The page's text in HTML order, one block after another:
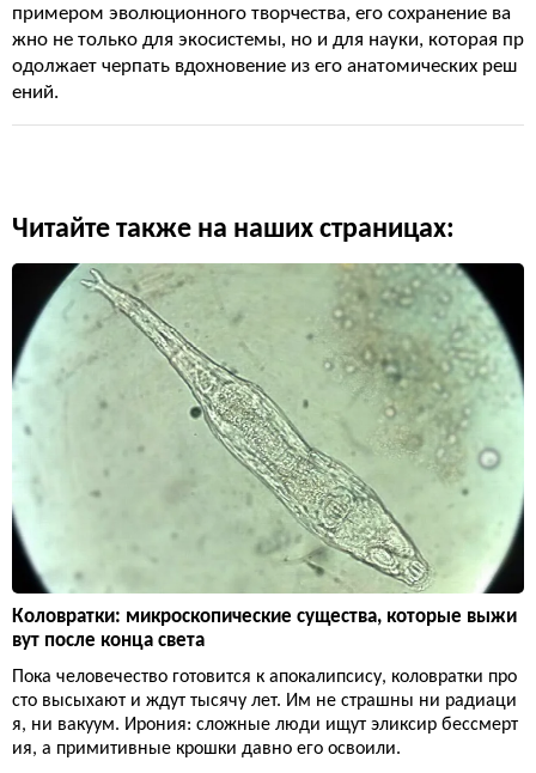
примером эволюционного творчества, его сохранение ва
жно не только для экосистемы, но и для науки, которая пр
одолжает черпать вдохновение из его анатомических реш
ений.
Читайте также на наших страницах:
Коловратки: микроскопические существа, которые выжи
вут после конца света
Пока человечество готовится к апокалипсису, коловратки про
сто высыхают и ждут тысячу лет. Им не страшны ни радиаци
я, ни вакуум. Ирония: сложные люди ищут эликсир бессмерт
ия, а примитивные крошки давно его освоили.